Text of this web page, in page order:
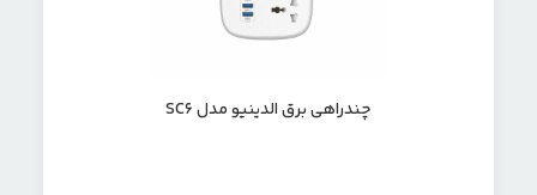
چندراهی برق الدینیو مدل SC6